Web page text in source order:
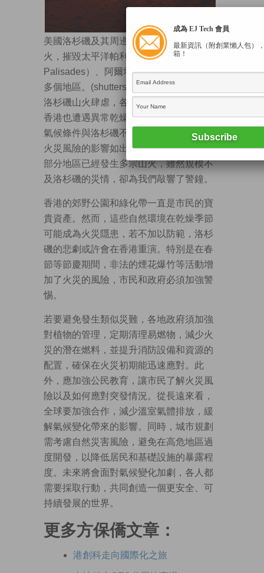
美國洛杉磯及其周邊地區本月初發生山
火，摧毀太平洋帕利塞茲（Pacific
Palisades）、阿爾塔迪納（Altadena）等
多個地區。(shutterstock圖片）
洛杉磯山火肆虐，各國應引以為戒。近期
香港也遭遇異常乾燥的天氣，雖然地理和
氣候條件與洛杉磯不同，但乾旱對植被和
火災風險的影響如出一轍。事實上，香港
部分地區已經發生多宗山火，雖然規模不
及洛杉磯的災情，卻為我們敲響了警鐘。
香港的郊野公園和綠化帶一直是市民的寶
貴資產。然而，這些自然環境在乾燥季節
可能成為火災隱患，若不加以防範，洛杉
磯的悲劇或許會在香港重演。特別是在春
節等節慶期間，非法的煙花爆竹等活動增
加了火災的風險，市民和政府必須加強警
惕。
若要避免發生類似災難，各地政府須加強
對植物的管理，定期清理易燃物，減少火
災的潛在燃料，並提升消防設備和資源的
配置，確保在火災初期能迅速應對。此
外，應加強公民教育，讓市民了解火災風
險以及如何應對突發情況。從長遠來看，
全球要加強合作，減少溫室氣體排放，緩
解氣候變化帶來的影響。同時，城市規劃
需考慮自然災害風險，避免在高危地區過
度開發，以降低居民和基礎設施的暴露程
度。未來將會面對氣候變化加劇，各人都
需要採取行動，共同創造一個更安全、可
持續發展的世界。
更多方保僑文章：
港創科走向國際化之旅
成為 EJ Tech 會員
最新資訊（附創業懶人包）
箱！